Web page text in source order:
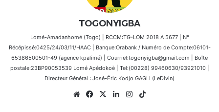
TOGONYIGBA
Lomé-Amadanhomé (Togo) | RCCM:TG-LOM 2018 A 5677 | N°
Récépissé:0425/24/03/11/HAAC | Banque:Orabank / Numéro de Compte:06101-
65386500501-49 (agence kpalimé) | Courriel:togonyigba@gmail.com | Boîte
postale:23BP90053539 Lomé Apédokoè | Tel:(00228) 99460630/93921010 |
Directeur Général : José-Éric Kodjo GAGLI (LeDivin)
WebsiteFacebook
X LinkedinInstagram